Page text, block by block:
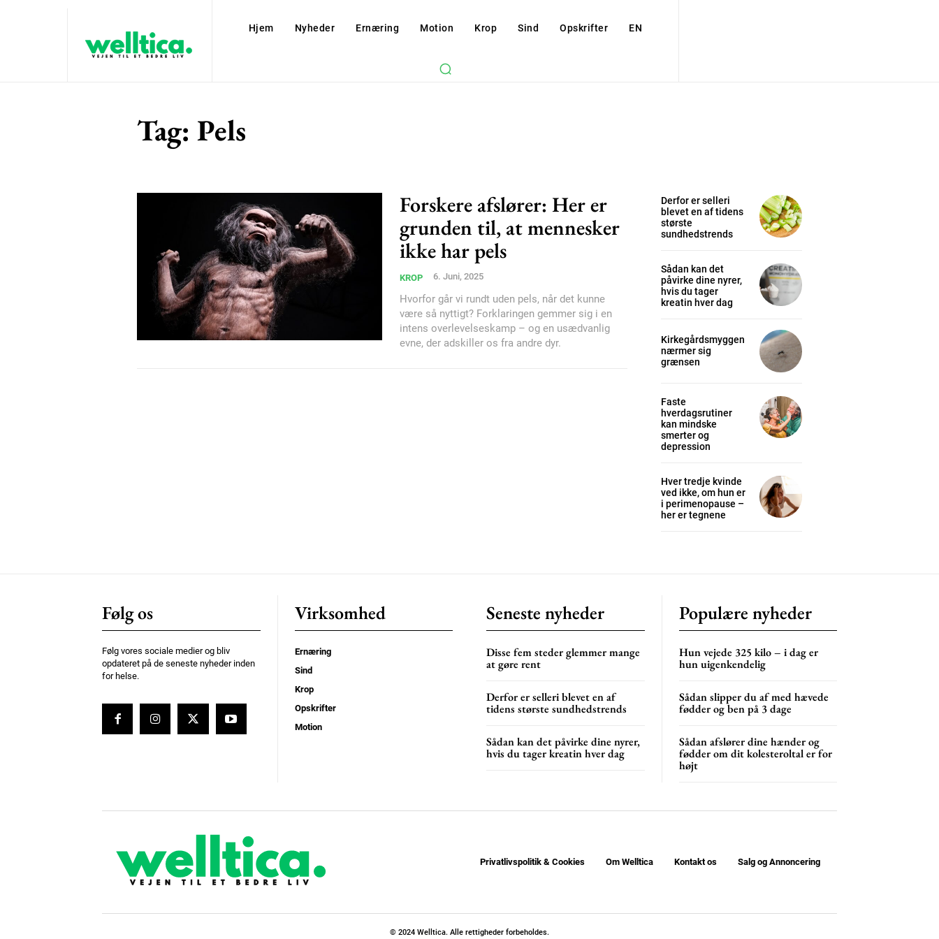
Subscription Plans
/ year
Hjem Nyheder Ernæring Motion Krop Sind Opskrifter EN
Tag: Pels
Forskere afslører: Her er
grunden til, at mennesker
ikke har pels
KROP 6. Juni, 2025
Hvorfor går vi rundt uden pels, når det kunne
være så nyttigt? Forklaringen gemmer sig i en
intens overlevelseskamp – og en usædvanlig
evne, der adskiller os fra andre dyr.
Derfor er selleri
blevet en af tidens
største
sundhedstrends
Sådan kan det
påvirke dine nyrer,
hvis du tager
kreatin hver dag
Kirkegårdsmyggen
nærmer sig
grænsen
Faste
hverdagsrutiner
kan mindske
smerter og
depression
Hver tredje kvinde
ved ikke, om hun er
i perimenopause –
her er tegnene
Følg os
Følg vores sociale medier og bliv
opdateret på de seneste nyheder inden
for helse.
Virksomhed
Ernæring
Sind
Krop
Opskrifter
Motion
Seneste nyheder
Disse fem steder glemmer mange
at gøre rent
Derfor er selleri blevet en af
tidens største sundhedstrends
Sådan kan det påvirke dine nyrer,
hvis du tager kreatin hver dag
Populære nyheder
Hun vejede 325 kilo – i dag er
hun uigenkendelig
Sådan slipper du af med hævede
fødder og ben på 3 dage
Sådan afslører dine hænder og
fødder om dit kolesteroltal er for
højt
Privatlivspolitik & Cookies Om Welltica Kontakt os Salg og Annoncering
© 2024 Welltica. Alle rettigheder forbeholdes.